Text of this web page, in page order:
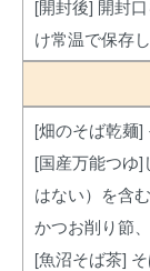
[開封後] 開封
け常温で保存
[畑のそば乾麺]
[国産万能つゆ
はない）を含
かつお削り節
[魚沼そば茶]